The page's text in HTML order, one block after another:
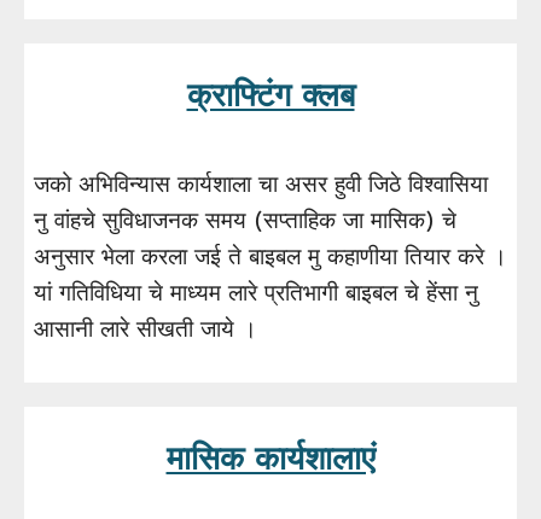
क्राफ्टिंग क्लब
जको अभिविन्यास कार्यशाला चा असर हुवी जिठे विश्वासिया
नु वांहचे सुविधाजनक समय (सप्ताहिक जा मासिक) चे
अनुसार भेला करला जई ते बाइबल मु कहाणीया तियार करे ।
यां गतिविधिया चे माध्यम लारे प्रतिभागी बाइबल चे हेंसा नु
आसानी लारे सीखती जाये ।
मासिक कार्यशालाएं